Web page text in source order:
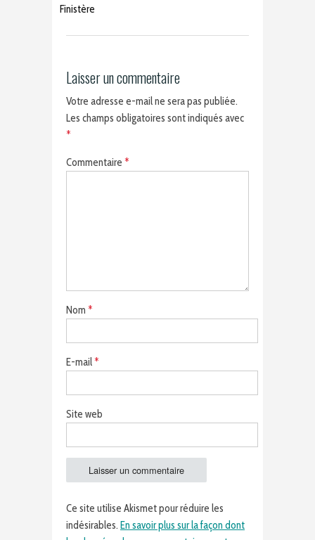
Finistère
Laisser un commentaire
Votre adresse e-mail ne sera pas publiée.
Les champs obligatoires sont indiqués avec
*
Commentaire *
Nom *
E-mail*
Site web
Ce site utilise Akismet pour réduire les
indésirables. En savoir plus sur la façon dont